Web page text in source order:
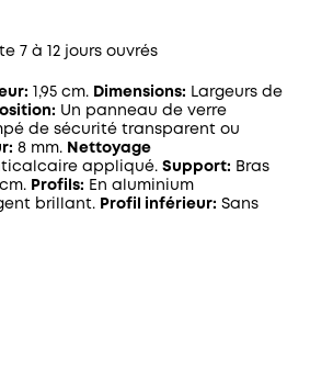
7 à 12 jours ouvrés
1,95 cm. Dimensions: Largeurs de
Un panneau de verre
de sécurité transparent ou
8 mm. Nettoyage
appliqué. Support: Bras
Profils: En aluminium
brillant. Profil inférieur: Sans